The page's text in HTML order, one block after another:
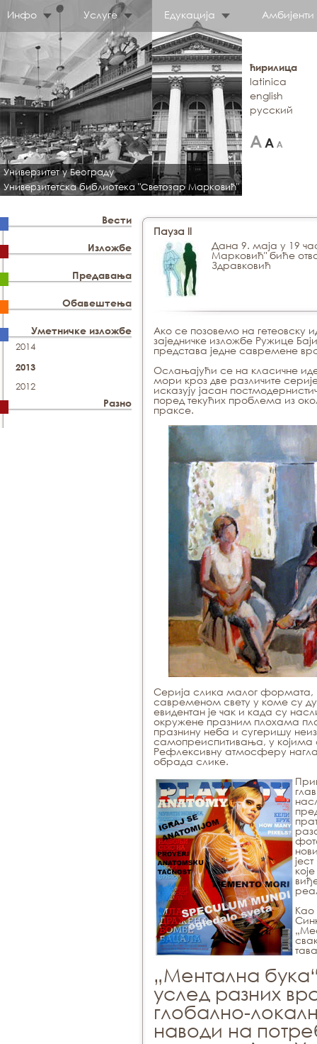
Инфо Услуге Едукација Амбијенти
Универзитет у Београду
Универзитетска библиотека "Светозар Марковић"
ћирилица
latinica
english
русский
Вести
Изложбе
Предавања
Обавештења
Уметничке изложбе
2014
2013
2012
Разно
Пауза ll
Дана 9. маја у 19
Марковић" биће
Здравковић
Ако се позовемо на гетеовску
заједничке изложбе Ружице
представа једне савремене
Ослањајући се на класичне
мори кроз две различите
исказују јасан
поред текућих проблема из
праксе.
Серија слика малог формата,
савременом свету у коме су
евидентан је чак и када су
окружене празним плохама
празнину неба и сугеришу
самопреиспитивања, у којима
Рефлексивну атмосферу
обрада слике.
Као
„Ментална
услед разних
глобално-
наводи на